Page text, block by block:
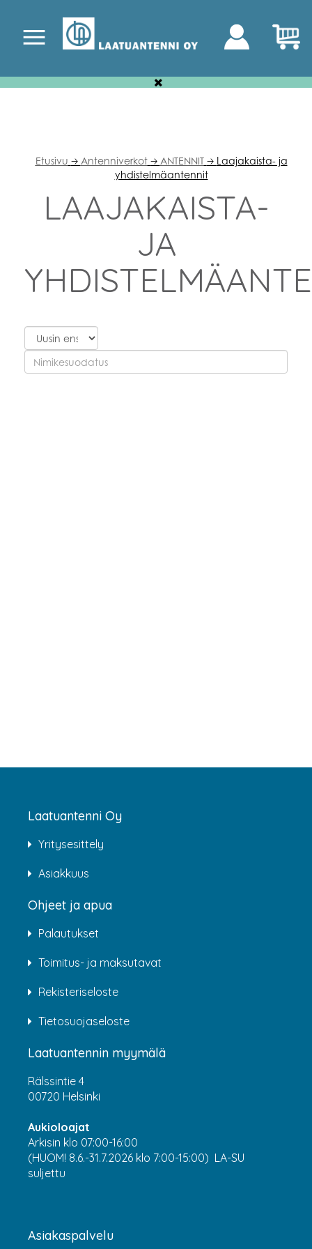
Etusivu 🡢 Antenniverkot 🡢 ANTENNIT 🡢 Laajakaista- ja
yhdistelmäantennit
LAAJAKAISTA-
JA
Laatuantenni Oy
Yritysesittely
Asiakkuus
Ohjeet ja apua
Palautukset
Toimitus- ja maksutavat
Rekisteriseloste
Tietosuojaseloste
Laatuantennin myymälä
Rälssintie 4
00720 Helsinki
Aukioloajat
Arkisin klo 07:00-16:00
(HUOM! 8.6.-31.7.2026 klo 7:00-15:00) LA-SU
suljettu
Asiakaspalvelu